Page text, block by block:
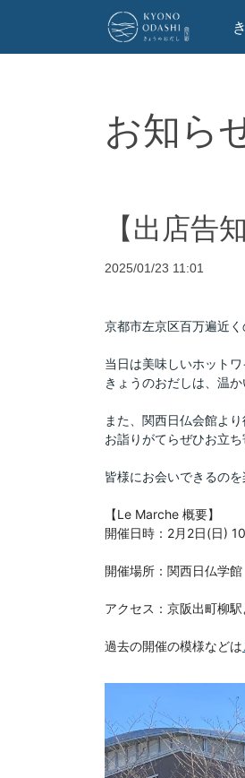
お知ら
【出店告
2025/01/23 11:01
京都市左京区百万遍近
当日は美味しいホット
きょうのおだしは、温
また、関西日仏会館よ
お詣りがてらぜひお立ち
皆様にお会いできるのを
【Le Marche 概要】
開催日時：2月2日(日)
開催場所：関西日仏学
アクセス：京阪出町柳
過去の開催の模様などは